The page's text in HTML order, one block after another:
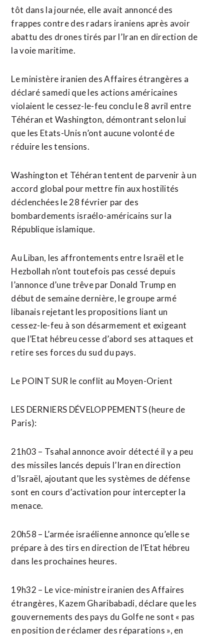
tôt dans la journée, elle avait annoncé des
frappes contre des radars iraniens après avoir
abattu des drones tirés par l’Iran en direction de
la voie maritime.
Le ministère iranien des Affaires étrangères a
déclaré samedi que les actions américaines
violaient le cessez-le-feu conclu le 8 avril entre
Téhéran et Washington, démontrant selon lui
que les Etats-Unis n’ont aucune volonté de
réduire les tensions.
Washington et Téhéran tentent de parvenir à un
accord global pour mettre fin aux hostilités
déclenchées le 28 février par des
bombardements israélo-américains sur la
République islamique.
Au Liban, les affrontements entre Israël et le
Hezbollah n’ont toutefois pas cessé depuis
l’annonce d’une trêve par Donald Trump en
début de ⁠semaine dernière, le groupe armé
libanais rejetant les propositions liant un
cessez-le-feu à son désarmement et exigeant
que l’Etat hébreu cesse d’abord ses attaques et
retire ses forces du sud du pays.
Le POINT SUR le conflit au Moyen-Orient
LES DERNIERS DÉVELOPPEMENTS (heure de
Paris):
21h03 – Tsahal annonce avoir détecté ⁠il y a peu
des missiles lancés depuis l’Iran en direction
d’Israël, ajoutant que les systèmes de défense
sont en cours d’activation pour intercepter la
menace.
20h58 – L’armée israélienne annonce qu’elle se
prépare à des tirs en direction de l’Etat hébreu
dans les prochaines heures.
19h32 – Le vice-ministre iranien des Affaires
étrangères, Kazem Gharibabadi, déclare que les
gouvernements des pays du Golfe ne sont « pas
en position de réclamer des réparations », en